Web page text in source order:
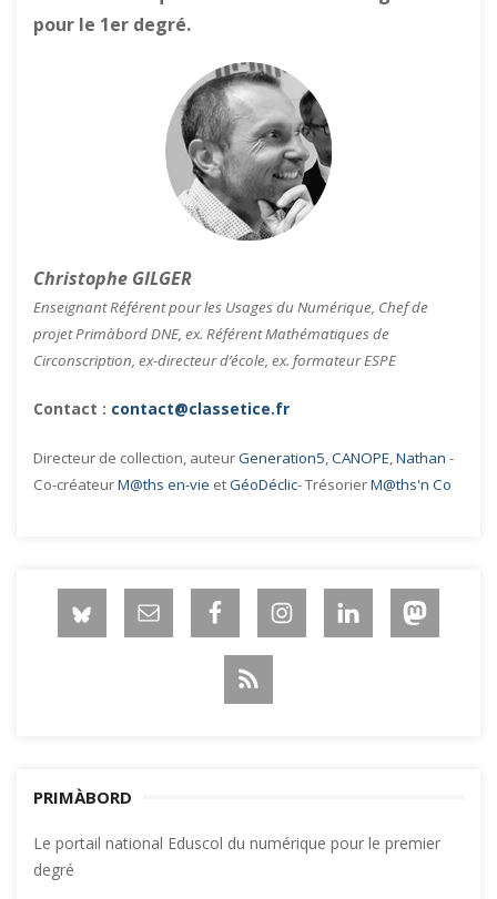
pour le 1er degré.
Christophe GILGER
Enseignant Référent pour les Usages du Numérique, Chef de
projet Primàbord DNE, ex. Référent Mathématiques de
Circonscription, ex-directeur d’école, ex. formateur ESPE
Contact : contact@classetice.fr
Directeur de collection, auteurGeneration5,CANOPE,Nathan -
Co-créateurM@ths en-vie etGéoDéclic- TrésorierM@ths'n Co
PRIMÀBORD
Le portail national Eduscol du numérique pour le premier
degré